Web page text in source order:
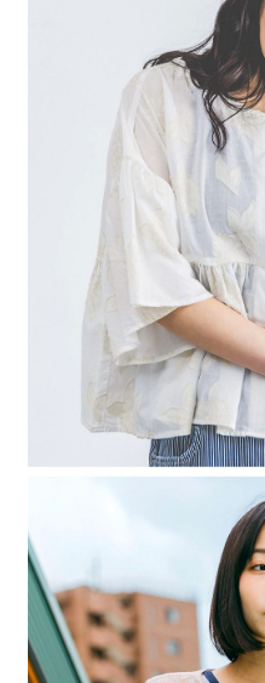
1.本服務係由「台灣大哥大股份有
用戶於交易時，得透過本服務購買
買賣價金債權讓與本公司後，依約
2.基於同意付款使用「大哥付你分
資料（包含姓名、電話或地址）提
由本公司與您本人進行分期帳單所
3.完整用戶服務條款，請詳閱以下連
３．收到繳費通知簡訊後14天內，
ATM／網路銀行／等多元方式進行
※ 請注意：結帳手續完成當下不需
購買商品的店家。未經商家同意取
後付繳納相關費用。
※ 交易是否成功請以「AFTEE先享
是否繳費成功／繳費後需取消欲退
https://
１．透過由恩沛科技股份有限公司
易，需依本服務之必要範圍內提供
權轉讓予恩沛科技股份有限公司。
２．關於個人資料處理事宜，請瀏覽
３．未成年的使用者請事先徵得法
「AFTEE先享後付」，若未經同意
４．使用「AFTEE先享後付」時，
時審查核予不同之上限額度；若仍
請求用戶進行身份認證。
５．嚴禁一人註冊多個帳號或使用
恩沛科技股份有限公司將有權停止
每筆NT$80，滿NT$1,500(含以
付款後 7-11取貨
每筆NT$80，滿NT$1,500(含以上
每筆NT$80，滿NT$1,500(含以上